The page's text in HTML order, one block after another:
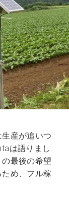
生産が追いつ
は語りまし
最後の希望
め、フル稼